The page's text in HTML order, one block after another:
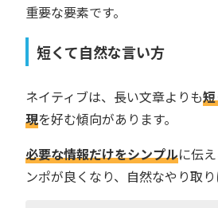
重要な要素です。
短くて自然な言い方
ネイティブは、長い文章よりも
現を好む傾向があります。
必要な情報だけをシンプルに伝
ンポが良くなり、自然なやり取り